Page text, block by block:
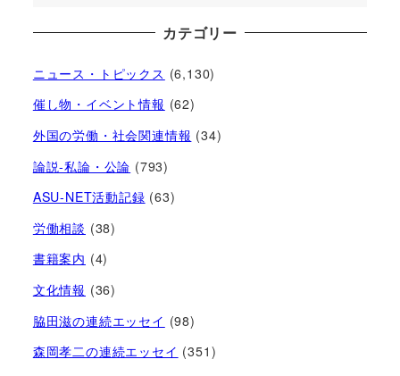
カテゴリー
ニュース・トピックス (6,130)
催し物・イベント情報 (62)
外国の労働・社会関連情報 (34)
論説-私論・公論 (793)
ASU-NET活動記録 (63)
労働相談 (38)
書籍案内 (4)
文化情報 (36)
脇田滋の連続エッセイ (98)
森岡孝二の連続エッセイ (351)